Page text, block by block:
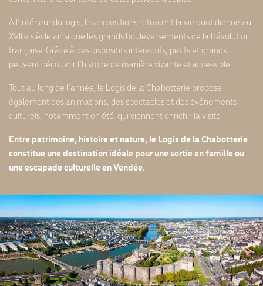
À l’intérieur du logis, les expositions retracent la vie quotidienne au
XVIIIe siècle ainsi que les grands bouleversements de la Révolution
française. Grâce à des dispositifs interactifs, petits et grands
peuvent découvrir l’histoire de manière vivante et accessible.
Tout au long de l’année, le Logis de la Chabotterie propose
également des animations, des spectacles et des événements
culturels, notamment en été, qui viennent enrichir la visite
Entre patrimoine, histoire et nature, le Logis de la Chabotterie
constitue une destination idéale pour une sortie en famille ou
une escapade culturelle en Vendée.